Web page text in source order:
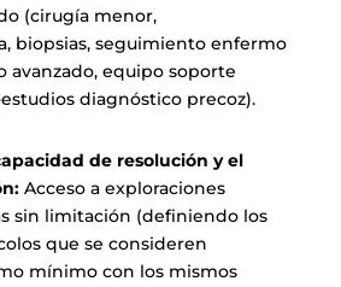
(cirugía menor,
biopsias, seguimiento enfermo
avanzado, equipo soporte
diagnóstico precoz).
de resolución y el
Acceso a exploraciones
sin limitación (definiendo los
que se consideren
mínimo con los mismos